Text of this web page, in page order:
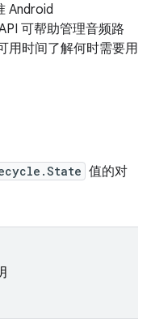
Android
可帮助管理音频路
用时间了解何时需要用
值的对